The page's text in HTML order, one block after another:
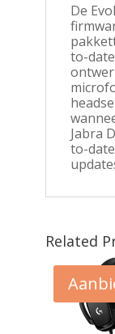
De
to-
Jabra
to-
Related